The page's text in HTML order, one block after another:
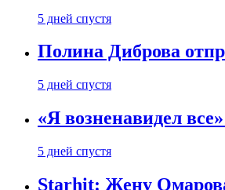
5 дней спустя
Полина Диброва
5 дней спустя
«Я возненавидел
5 дней спустя
Starhit: Жену